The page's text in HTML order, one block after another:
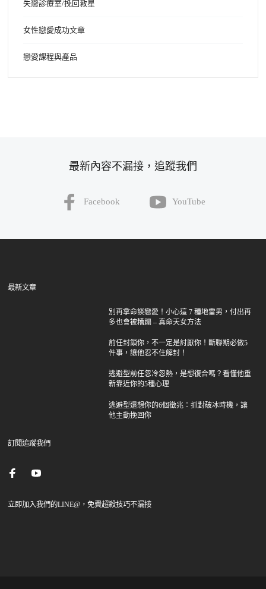
失戀診療室/挽回救星
女性戀愛成功文章
戀愛課程與產品
最新內容不漏接，追蹤我們
Facebook YouTube
最新文章
別再拿命談戀愛！小心這 7 種地雷男，付出再
多也會被糟蹋 – 真命天女方法
前任封鎖你，不一定是討厭你！斷聯期必做5
件事，讓他忍不住解封！
逃避型前任忽冷忽熱，是想復合嗎？看懂他重
新靠近你的5種心理
逃避型還想你的6個徵兆：抓對破冰時機，讓
他主動挽回你
訂閱追蹤我們
立即加入我們的LINE@，免費超殺技巧不漏接